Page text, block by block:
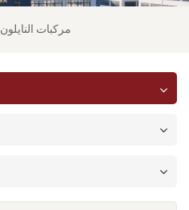
مركبات النايلون